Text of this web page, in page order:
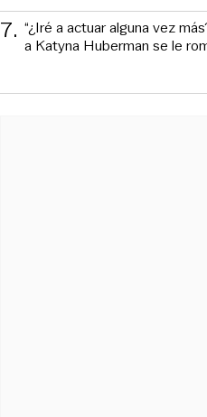
7. “¿Iré a actuar alguna vez
a Katyna Huberman se le